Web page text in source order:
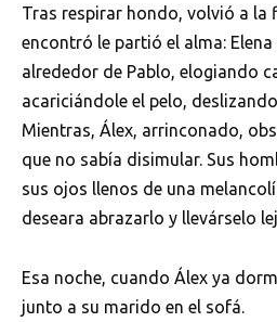
Tras respirar hondo, volvió a la
encontró le partió el alma:
alrededor de Pablo, elogiando
acariciándole el pelo,
Mientras, Álex, arrinconado,
que no sabía disimular. Sus
sus ojos llenos de una
deseara abrazarlo y llevárselo
Esa noche, cuando Álex ya
junto a su marido en el sofá.